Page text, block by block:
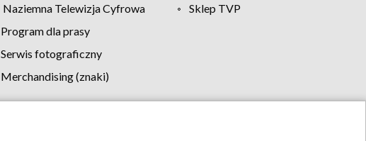
Naziemna Telewizja Cyfrowa
Sklep TVP
Program dla prasy
Serwis fotograficzny
Merchandising (znaki)